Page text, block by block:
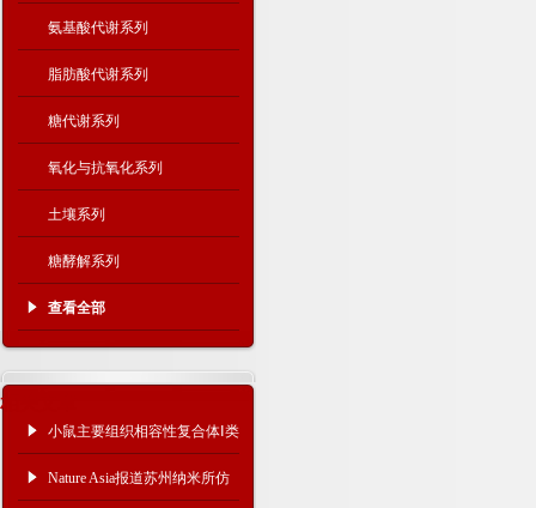
氨基酸代谢系列
脂肪酸代谢系列
糖代谢系列
氧化与抗氧化系列
土壤系列
糖酵解系列
查看全部
相关文章
小鼠主要组织相容性复合体Ⅰ类
ELISA试剂盒反应步骤
Nature Asia报道苏州纳米所仿